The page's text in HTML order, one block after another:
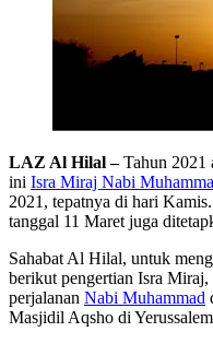
LAZ Al Hilal –Tahun 2021
ini Isra Miraj Nabi
2021, tepatnya di hari
tanggal 11 Maret juga
Sahabat Al Hilal, untuk
berikut pengertian Isra
perjalanan Nabi Muhammad
Masjidil Aqsho di